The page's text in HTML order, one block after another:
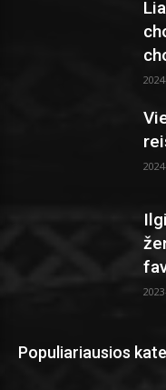
Populiariausios